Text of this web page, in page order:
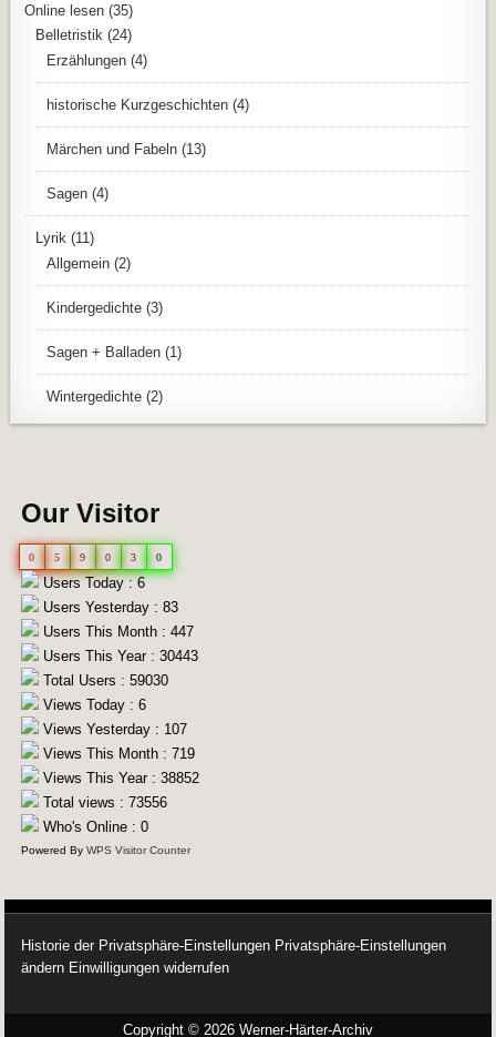
Online lesen (35)
Belletristik (24)
Erzählungen (4)
historische Kurzgeschichten (4)
Märchen und Fabeln (13)
Sagen (4)
Lyrik (11)
Allgemein (2)
Kindergedichte (3)
Sagen + Balladen (1)
Wintergedichte (2)
Our Visitor
0 5 9 0 3 0
Users Today : 6
Users Yesterday : 83
Users This Month : 447
Users This Year : 30443
Total Users : 59030
Views Today : 6
Views Yesterday : 107
Views This Month : 719
Views This Year : 38852
Total views : 73556
Who's Online : 0
Powered ByWPS Visitor Counter
Historie der Privatsphäre-Einstellungen Privatsphäre-Einstellungen
ändern Einwilligungen widerrufen
Copyright © 2026 Werner-Härter-Archiv